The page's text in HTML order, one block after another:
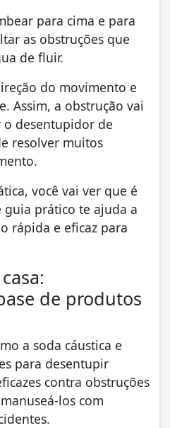
para cima e para
as obstruções que
de fluir.
do movimento e
Assim, a obstrução vai
o desentupidor de
resolver muitos
você vai ver que é
guia prático te ajuda a
rápida e eficaz para
de produtos
a soda cáustica e
para desentupir
contra obstruções
los com